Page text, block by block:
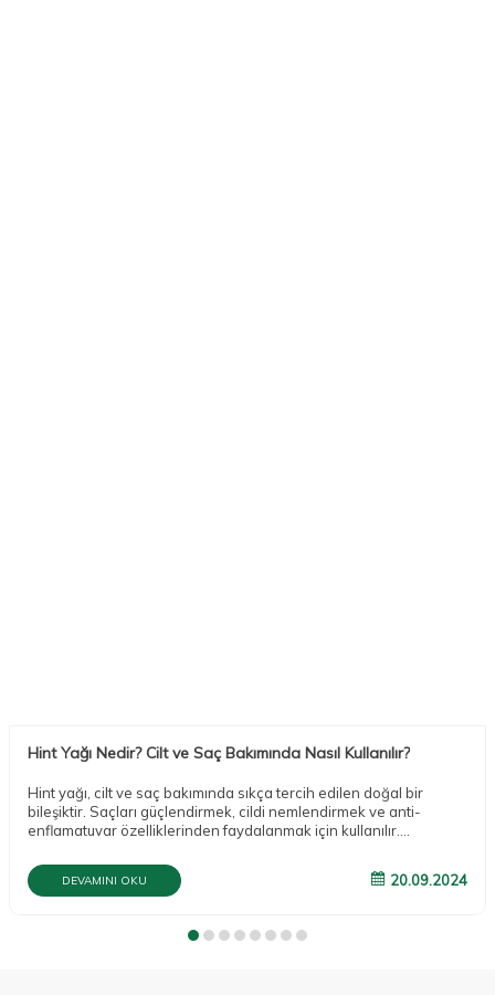
Hint Yağı Nedir? Cilt ve Saç Bakımında Nasıl Kullanılır?
Hint yağı, cilt ve saç bakımında sıkça tercih edilen doğal bir
bileşiktir. Saçları güçlendirmek, cildi nemlendirmek ve anti-
enflamatuvar özelliklerinden faydalanmak için kullanılır.
gereken noktaları ele alıyoruz.
DEVAMINI OKU 20.09.2024